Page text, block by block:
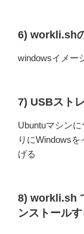
6) workli.sh
windowsイメー
7) USBスト
Ubuntuマシン
りにWindows
げる
8) workli.sh
ンストールす